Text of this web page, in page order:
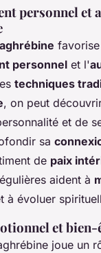
personnel et
personnel et l'
techniques
, on peut
et de
sa
de paix
aident à
à évoluer
et
joue un